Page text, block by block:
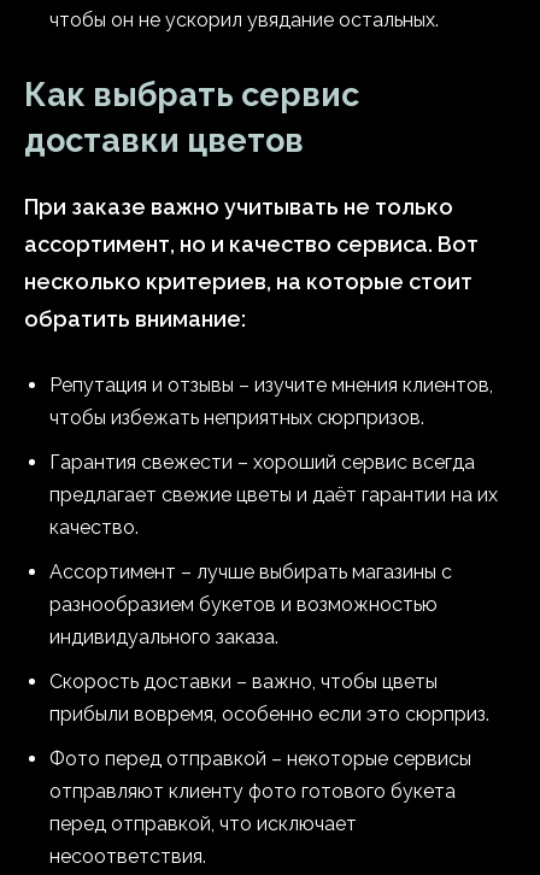
чтобы он не ускорил увядание остальных.
Как выбрать сервис
доставки цветов
При заказе важно учитывать не только
ассортимент, но и качество сервиса. Вот
несколько критериев, на которые стоит
обратить внимание:
Репутация и отзывы – изучите мнения клиентов,
чтобы избежать неприятных сюрпризов.
Гарантия свежести – хороший сервис всегда
предлагает свежие цветы и даёт гарантии на их
качество.
Ассортимент – лучше выбирать магазины с
разнообразием букетов и возможностью
индивидуального заказа.
Скорость доставки – важно, чтобы цветы
прибыли вовремя, особенно если это сюрприз.
Фото перед отправкой – некоторые сервисы
отправляют клиенту фото готового букета
перед отправкой, что исключает
несоответствия.